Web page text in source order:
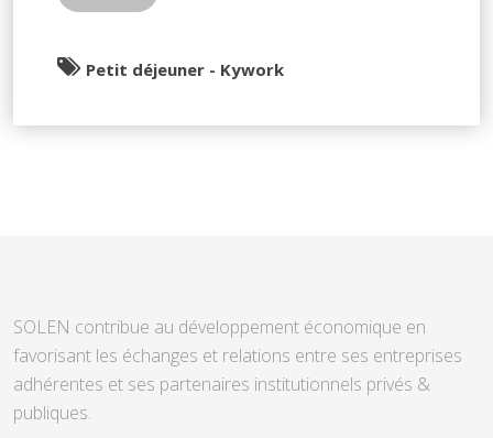
Petit déjeuner - Kywork
SOLEN contribue au développement économique en
favorisant les échanges et relations entre ses entreprises
adhérentes et ses partenaires institutionnels privés &
publiques.